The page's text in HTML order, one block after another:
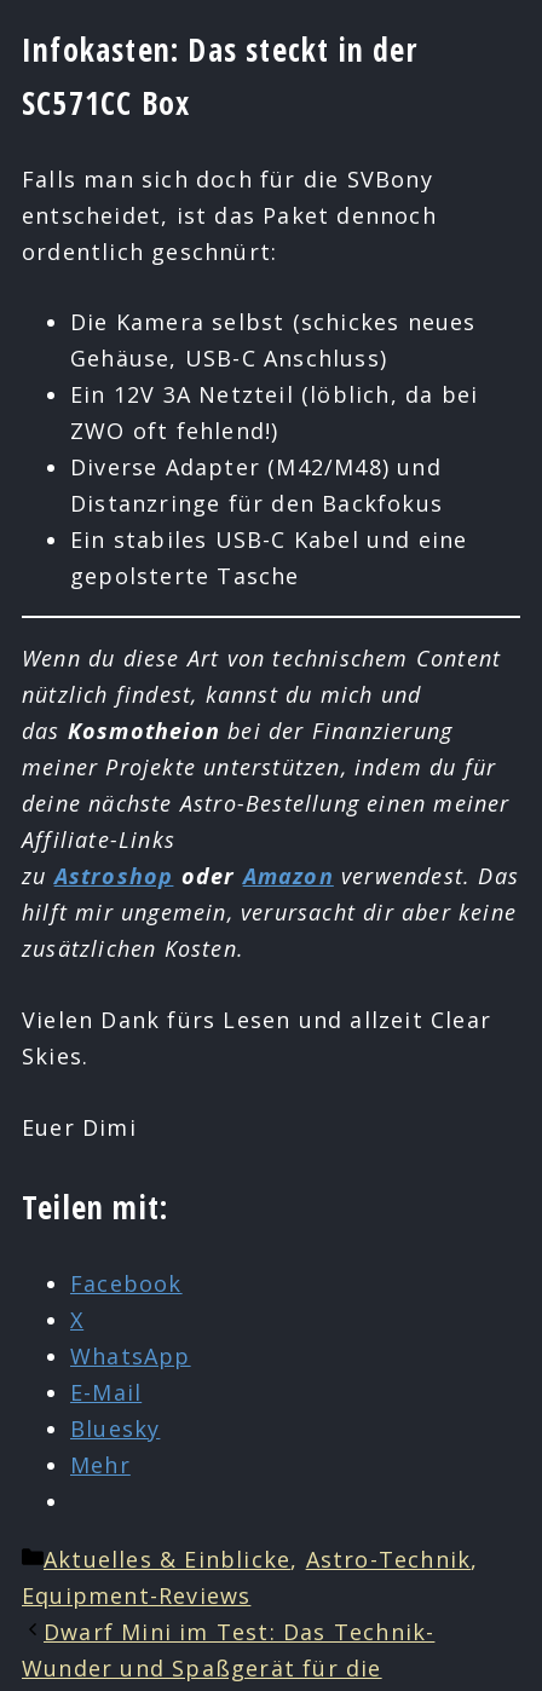
Infokasten: Das steckt in der
SC571CC Box
Falls man sich doch für die SVBony
entscheidet, ist das Paket dennoch
ordentlich geschnürt:
Die Kamera selbst (schickes neues
Gehäuse, USB-C Anschluss)
Ein 12V 3A Netzteil (löblich, da bei
ZWO oft fehlend!)
Diverse Adapter (M42/M48) und
Distanzringe für den Backfokus
Ein stabiles USB-C Kabel und eine
gepolsterte Tasche
Wenn du diese Art von technischem Content
nützlich findest, kannst du mich und
das Kosmotheion bei der Finanzierung
meiner Projekte unterstützen, indem du für
deine nächste Astro-Bestellung einen meiner
Affiliate-Links
zu Astroshop oderAmazon verwendest. Das
hilft mir ungemein, verursacht dir aber keine
zusätzlichen Kosten.
Vielen Dank fürs Lesen und allzeit Clear
Skies.
Euer Dimi
Teilen mit:
Facebook
X
WhatsApp
E-Mail
Bluesky
Mehr
Kategorien
Aktuelles & Einblicke, Astro-Technik,
Equipment-Reviews
Dwarf Mini im Test: Das Technik-
Wunder und Spaßgerät für die